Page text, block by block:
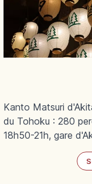
Kanto Matsuri
du Tohoku : 280
18h50-21h, gare